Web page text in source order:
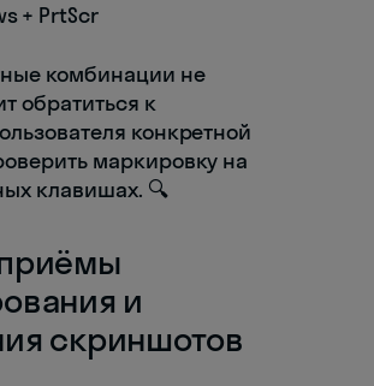
+ PrtScr
комбинации не
обратиться к
конкретной
маркировку на
клавишах. 🔍
и
скриншотов